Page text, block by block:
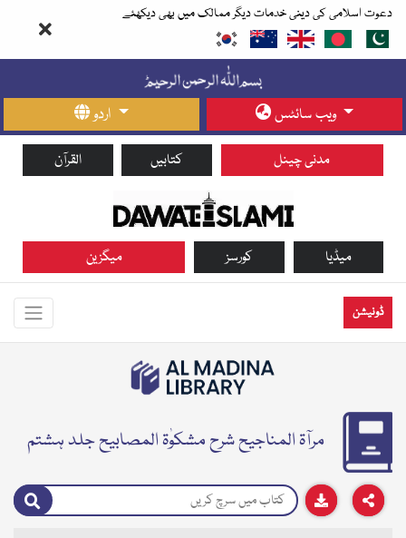
دعوت اسلامی کی دینی خدمات دیگر ممالک میں بھی دیکھئے
اردو ویب سائٹس
القرآن کتابیں مدنی چینل
میگزین کورسز میڈیا
ڈونیشن
مرآۃ المناجیح شرح مشکوٰۃ المصابیح جلد ہشتم